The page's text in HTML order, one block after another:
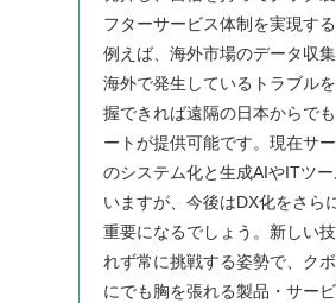
フターサービス体制を実現す
例えば、海外市場のデータ収集
海外で発生しているトラブル
握できれば遠隔の日本からで
ートが提供可能です。現在サ
のシステム化と生成AIやITツ
いますが、今後はDX化をさら
重要になるでしょう。新しい
れず常に挑戦する姿勢で、ク
にでも胸を張れる製品・サー